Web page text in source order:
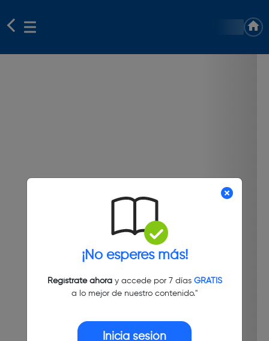
¡No esperes más!
Regístrate ahoray accede por 7 días GRATIS
a lo mejor de nuestro contenido."
Inicia sesión